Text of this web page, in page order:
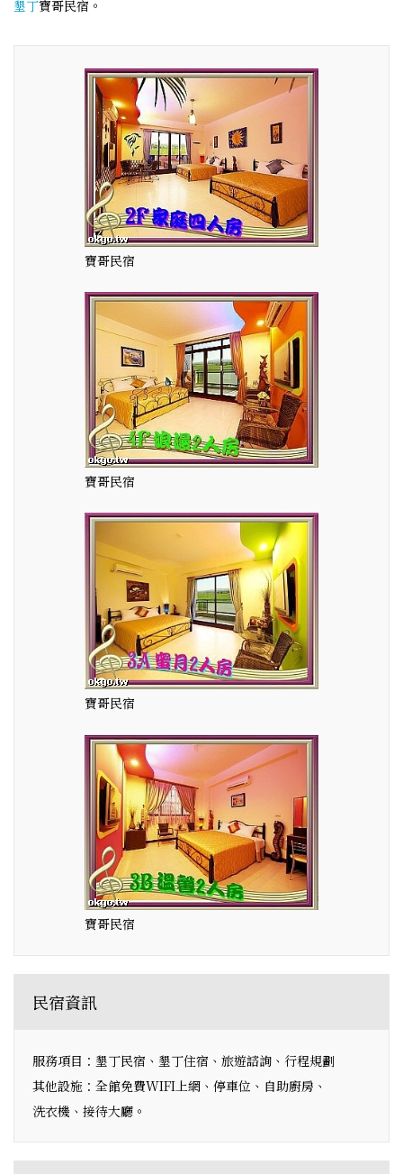
墾丁寶哥民宿。
寶哥民宿
寶哥民宿
寶哥民宿
寶哥民宿
民宿資訊
服務項目：墾丁民宿、墾丁住宿、旅遊諮詢、行程規劃
其他設施：全館免費WIFI上網、停車位、自助廚房、
洗衣機、接待大廳。